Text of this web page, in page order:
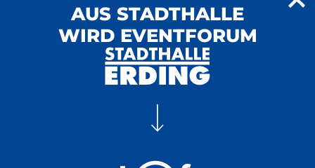
Gästebucheintragungen, etc.), um die Website zu
betreiben. Wir haben ein berechtigtes Interesse
an der Bereitstellung der Website mit dem
vollständigen User-Generated-Content. Die
Rechtsgrundlage hierfür ist Art. 6 Abs. 1 lit. f
DSGVO. Wenn Sie Ihren Account löschen, bleiben
Ihre öffentlichen Äußerungen, insbesondere im
AUS STADTHALLE
WIRD EVENTFORUM